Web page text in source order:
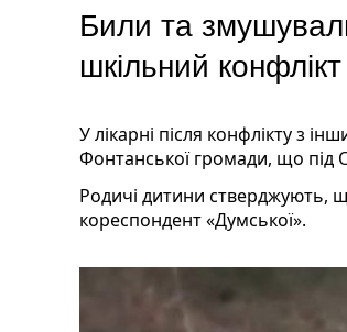
Били та
шкільний
У лікарні після конфлікту з
Фонтанської громади, що під
Родичі дитини стверджують,
кореспондент «Думської».